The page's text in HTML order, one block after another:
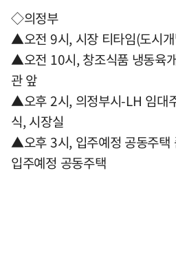
◇의정부
▲오전 9시, 시장 티타임(도시
▲오전 10시, 창조식품 냉동육
관 앞
▲오후 2시, 의정부시-LH 임대
식, 시장실
▲오후 3시, 입주예정 공동주택
입주예정 공동주택